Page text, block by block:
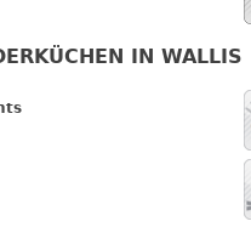
IN WALLIS